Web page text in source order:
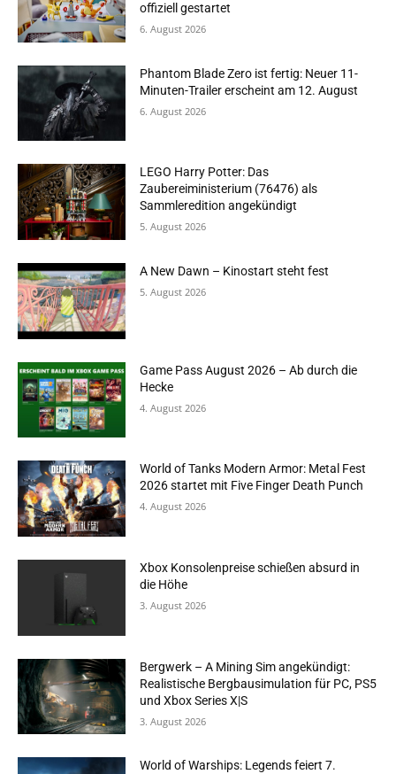
offiziell gestartet
6. August 2026
Phantom Blade Zero ist fertig: Neuer 11-
Minuten-Trailer erscheint am 12. August
6. August 2026
LEGO Harry Potter: Das
Zaubereiministerium (76476) als
Sammleredition angekündigt
5. August 2026
A New Dawn – Kinostart steht fest
5. August 2026
Game Pass August 2026 – Ab durch die
Hecke
4. August 2026
World of Tanks Modern Armor: Metal Fest
2026 startet mit Five Finger Death Punch
4. August 2026
Xbox Konsolenpreise schießen absurd in
die Höhe
3. August 2026
Bergwerk – A Mining Sim angekündigt:
Realistische Bergbausimulation für PC, PS5
und Xbox Series X|S
3. August 2026
World of Warships: Legends feiert 7.